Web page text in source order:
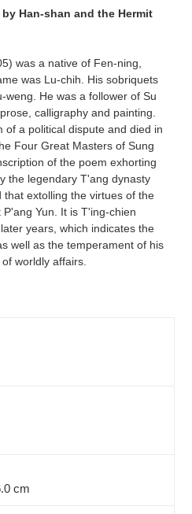
Han-shan and the Hermit
was a native of Fen-ning,
was Lu-chih. His sobriquets
He was a follower of Su
calligraphy and painting.
of a political dispute and died in
Four Great Masters of Sung
of the poem exhorting
the legendary T'ang dynasty
extolling the virtues of the
Yun. It is T'ing-chien
years, which indicates the
well as the temperament of his
worldly affairs.
cm